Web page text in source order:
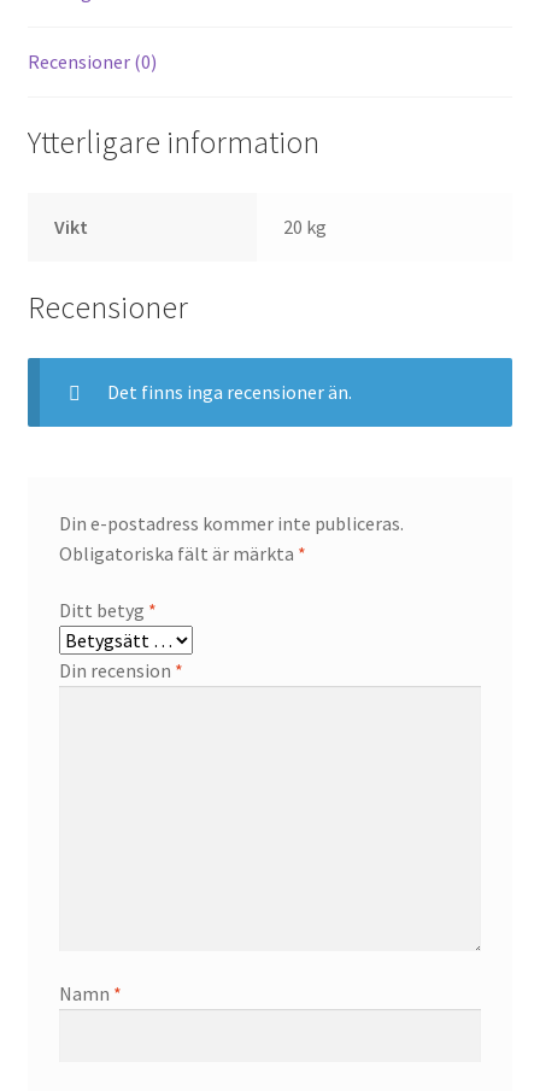
Recensioner (0)
Ytterligare information
Vikt 20 kg
Recensioner
Det finns inga recensioner än.
Din e-postadress kommer inte publiceras.
Obligatoriska fält är märkta *
Ditt betyg *
Din recension *
Namn *